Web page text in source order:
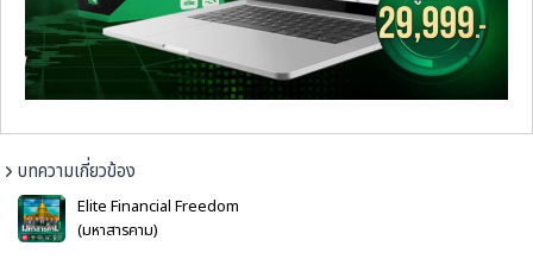
บทความเกี่ยวข้อง
Elite Financial Freedom
(มหาสารคาม)